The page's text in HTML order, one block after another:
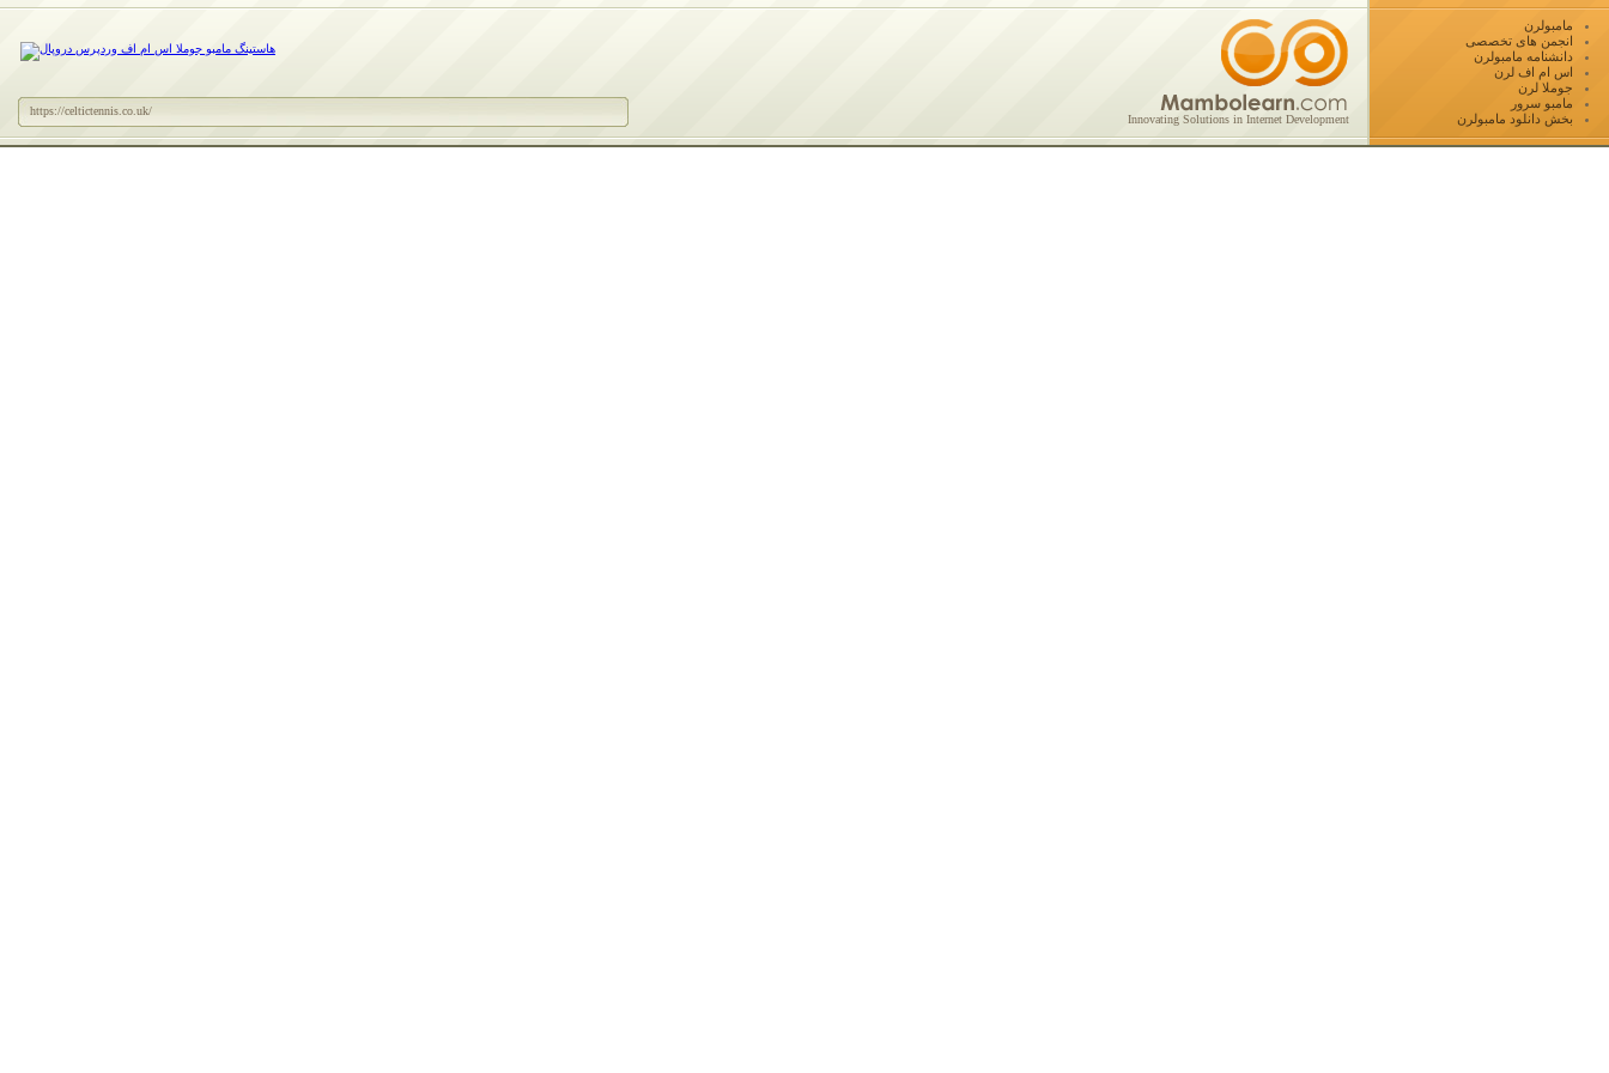
مامبولرن
انجمن های تخصصی
دانشنامه مامبولرن
اس ام اف لرن
جوملا لرن
مامبو سرور
بخش دانلود مامبولرن
Innovating Solutions in Internet Development
https://celtictennis.co.uk/